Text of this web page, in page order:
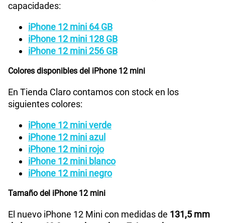
Capacidad Memoria Interna
Reconocimiento Facial
Carga rápida
Potencia en Watts
5G Sí
capacidades:
iPhone 12 mini 64 GB
iPhone 12 mini 128 GB
iPhone 12 mini 256 GB
Colores disponibles del iPhone 12 mini
En Tienda Claro contamos con stock en los
siguientes colores:
iPhone 12 mini verde
iPhone 12 mini azul
iPhone 12 mini rojo
iPhone 12 mini blanco
iPhone 12 mini negro
Tamaño del iPhone 12 mini
El nuevo iPhone 12 Mini con medidas de 131,5 mm